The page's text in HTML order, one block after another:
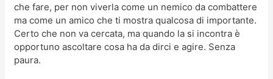
che fare, per non viverla come un nemico da combattere
ma come un amico che ti mostra qualcosa di importante.
Certo che non va cercata, ma quando la si incontra è
opportuno ascoltare cosa ha da dirci e agire. Senza
paura.